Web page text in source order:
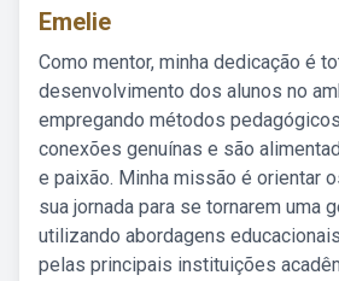
Emelie
Como mentor, minha dedicação é
desenvolvimento dos alunos no
empregando métodos
conexões genuínas e são
e paixão. Minha missão é orientar
sua jornada para se tornarem uma
utilizando abordagens
pelas principais instituições